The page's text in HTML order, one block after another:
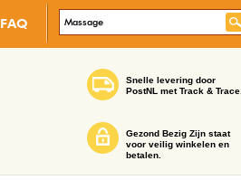
FAQ
Snelle levering door
PostNL met Track & Trace.
Gezond Bezig Zijn staat
voor veilig winkelen en
betalen.